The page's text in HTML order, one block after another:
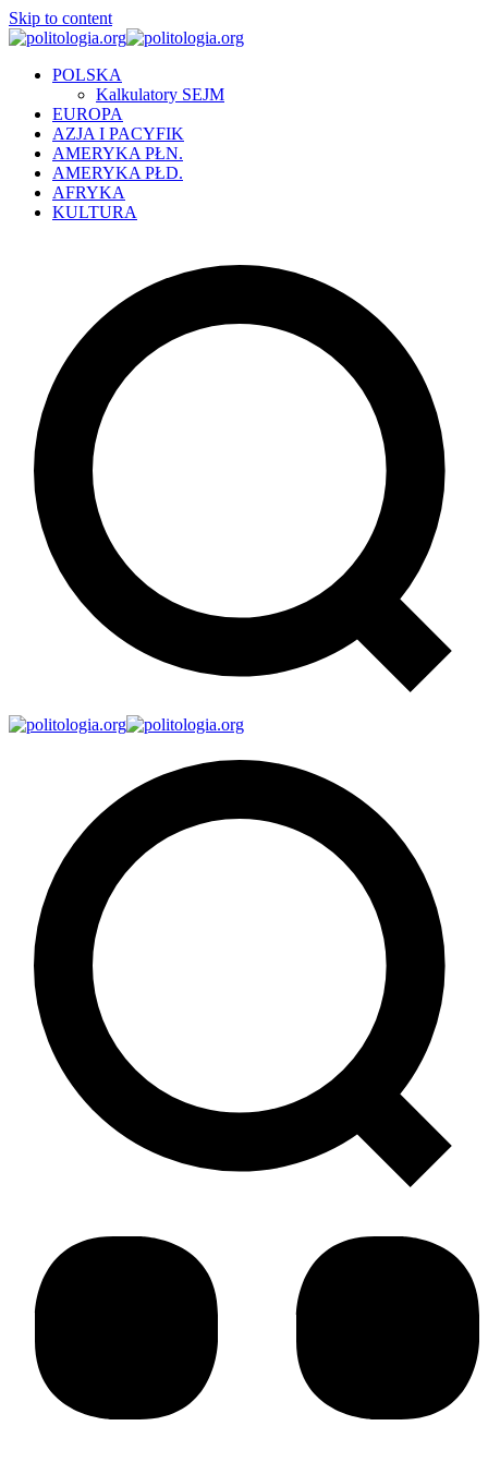
Skip to content
POLSKA
Kalkulatory SEJM
EUROPA
AZJA I PACYFIK
AMERYKA PŁN.
AMERYKA PŁD.
AFRYKA
KULTURA